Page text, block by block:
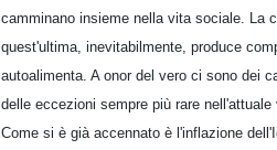
camminano insieme nella vita sociale. La
quest'ultima, inevitabilmente, produce
autoalimenta. A onor del vero ci sono dei
delle eccezioni sempre più rare nell'attuale
Come si è già accennato è l'inflazione